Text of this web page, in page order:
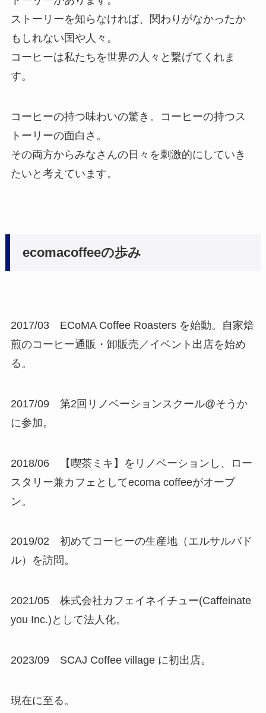
ストーリーを知らなければ、関わりがなかったか
もしれない国や人々。
コーヒーは私たちを世界の人々と繋げてくれま
す。
コーヒーの持つ味わいの驚き。コーヒーの持つス
トーリーの面白さ。
その両方からみなさんの日々を刺激的にしていき
たいと考えています。
ecomacoffeeの歩み
2017/03 ECoMA Coffee Roasters を始動。自家焙
煎のコーヒー通販・卸販売／イベント出店を始め
る。
2017/09 第2回リノベーションスクール@そうか
に参加。
2018/06 【喫茶ミキ】をリノベーションし、ロー
スタリー兼カフェとしてecoma coffeeがオープ
ン。
2019/02 初めてコーヒーの生産地（エルサルバド
ル）を訪問。
2021/05 株式会社カフェイネイチュー(Caffeinate
you Inc.)として法人化。
2023/09 SCAJ Coffee village に初出店。
現在に至る。